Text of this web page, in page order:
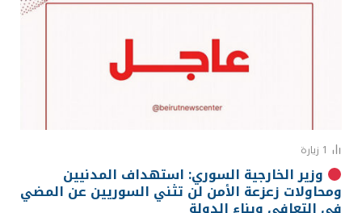
1 زيارة
وزير الخارجية السوري: استهداف المدنيين
ومحاولات زعزعة الأمن لن تثني السوريين عن المضي